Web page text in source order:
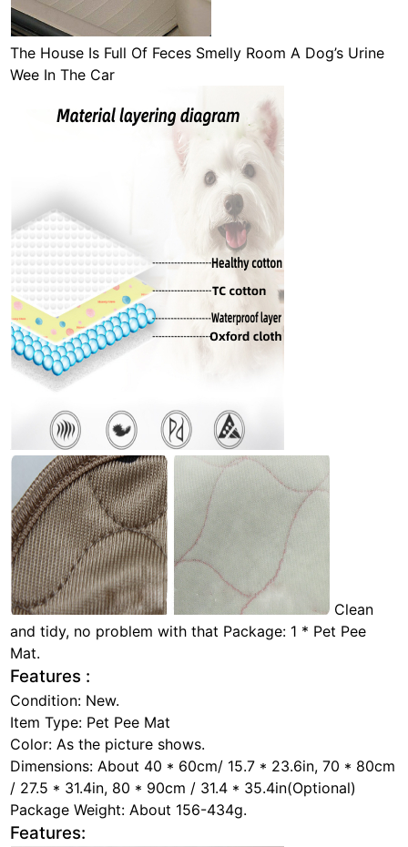
The House Is Full Of Feces Smelly Room A Dog’s Urine
Wee In The Car
Clean
and tidy, no problem with that Package: 1 * Pet Pee
Mat.
Features :
Condition: New.
Item Type: Pet Pee Mat
Color: As the picture shows.
Dimensions: About 40 * 60cm/ 15.7 * 23.6in, 70 * 80cm
/ 27.5 * 31.4in, 80 * 90cm / 31.4 * 35.4in(Optional)
Package Weight: About 156-434g.
Features: